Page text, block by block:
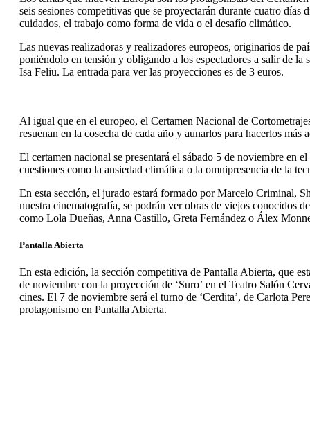
seis sesiones competitivas que se proyectarán durante cuatro
cuidados, el trabajo como forma de vida o el desafío climático.
Las nuevas realizadoras y realizadores europeos, originarios de
poniéndolo en tensión y obligando a los espectadores a salir de la
Isa Feliu. La entrada para ver las proyecciones es de 3 euros.
Al igual que en el europeo, el Certamen Nacional de
resuenan en la cosecha de cada año y aunarlos para hacerlos más
El certamen nacional se presentará el sábado 5 de noviembre en
cuestiones como la ansiedad climática o la omnipresencia de la
En esta sección, el jurado estará formado por Marcelo Criminal,
nuestra cinematografía, se podrán ver obras de viejos conocidos
como Lola Dueñas, Anna Castillo, Greta Fernández o Álex
Pantalla Abierta
En esta edición, la sección competitiva de Pantalla Abierta, que
de noviembre con la proyección de ‘Suro’ en el Teatro Salón
cines. El 7 de noviembre será el turno de ‘Cerdita’, de Carlota
protagonismo en Pantalla Abierta.